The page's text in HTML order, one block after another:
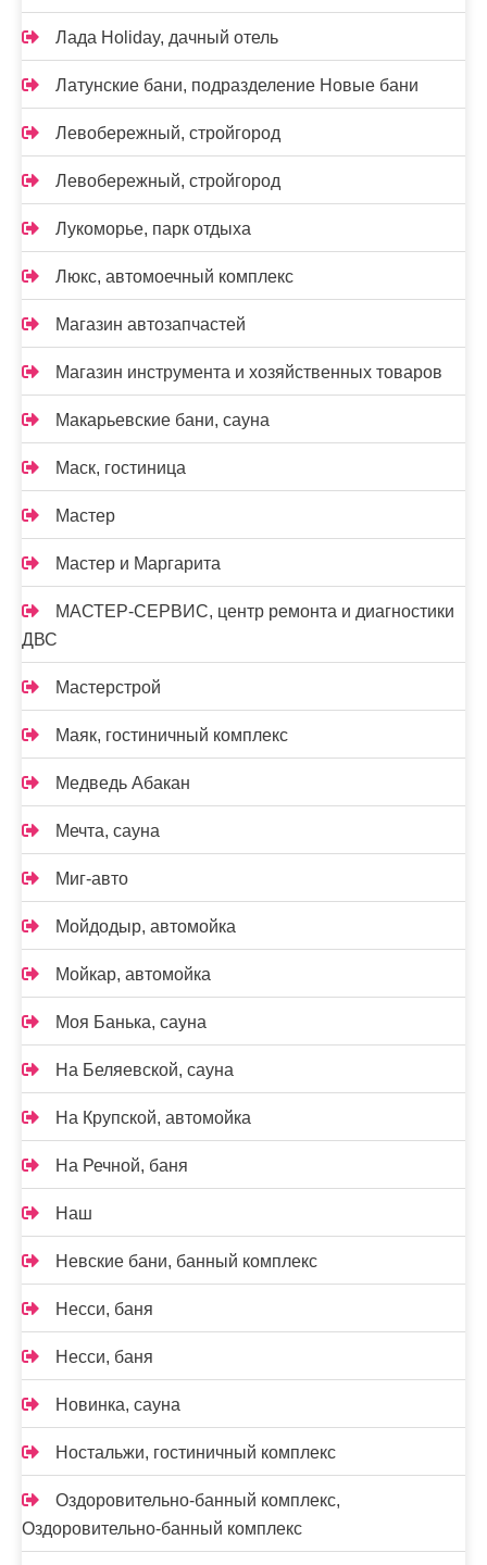
Лада Holidаy, дачный отель
Латунские бани, подразделение Новые бани
Левобережный, стройгород
Левобережный, стройгород
Лукоморье, парк отдыха
Люкс, автомоечный комплекс
Магазин автозапчастей
Магазин инструмента и хозяйственных товаров
Макарьевские бани, сауна
Маск, гостиница
Мастер
Мастер и Маргарита
МАСТЕР-СЕРВИС, центр ремонта и диагностики
ДВС
Мастерстрой
Маяк, гостиничный комплекс
Медведь Абакан
Мечта, сауна
Миг-авто
Мойдодыр, автомойка
Мойкар, автомойка
Моя Банька, сауна
На Беляевской, сауна
На Крупской, автомойка
На Речной, баня
Наш
Невские бани, банный комплекс
Несси, баня
Несси, баня
Новинка, сауна
Ностальжи, гостиничный комплекс
Оздоровительно-банный комплекс,
Оздоровительно-банный комплекс